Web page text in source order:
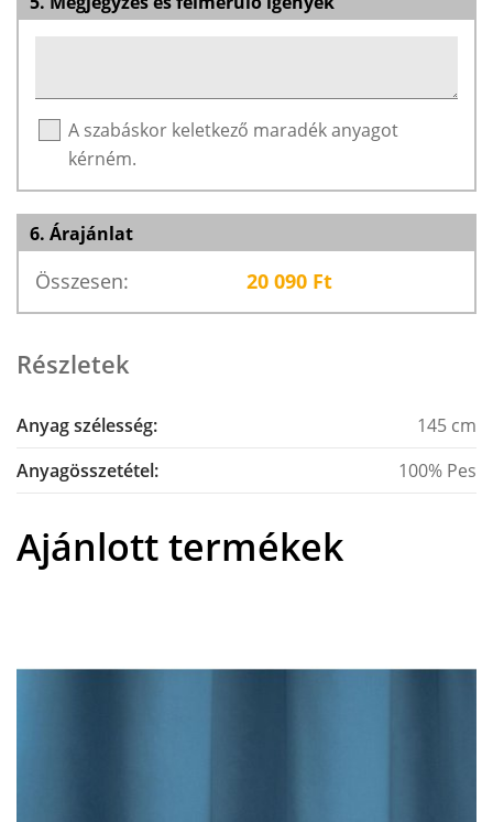
A szabáskor keletkező maradék anyagot
kérném.
6. Árajánlat
Összesen: 20 090 Ft
Részletek
Anyag szélesség:
145 cm
Anyagösszetétel:
100% Pes
Ajánlott termékek